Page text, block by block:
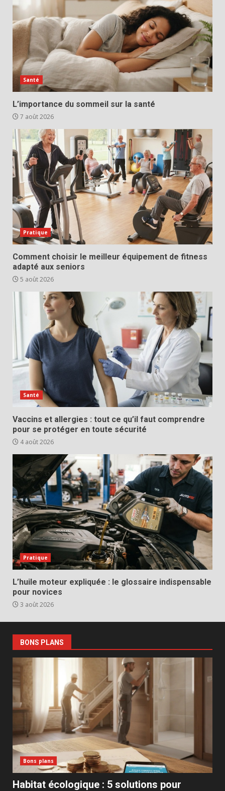
Santé
L’importance du sommeil sur la santé
7 août 2026
Pratique
Comment choisir le meilleur équipement de fitness
adapté aux seniors
5 août 2026
Santé
Vaccins et allergies : tout ce qu’il faut comprendre
pour se protéger en toute sécurité
4 août 2026
Pratique
L’huile moteur expliquée : le glossaire indispensable
pour novices
3 août 2026
BONS PLANS
Bons plans
Habitat écologique : 5 solutions pour